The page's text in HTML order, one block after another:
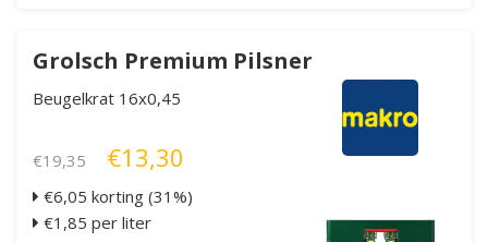
Grolsch Premium Pilsner
Beugelkrat 16x0,45
€19,35 €13,30
€6,05 korting (31%)
€1,85 per liter